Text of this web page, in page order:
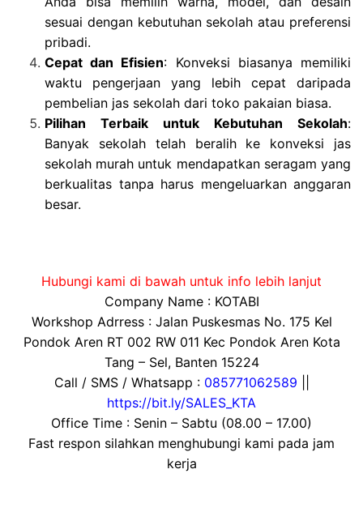
sesuai dengan kebutuhan sekolah atau preferensi
pribadi.
Cepat dan Efisien: Konveksi biasanya memiliki
waktu pengerjaan yang lebih cepat daripada
pembelian jas sekolah dari toko pakaian biasa.
Pilihan Terbaik untuk Kebutuhan Sekolah:
Banyak sekolah telah beralih ke konveksi jas
sekolah murah untuk mendapatkan seragam yang
berkualitas tanpa harus mengeluarkan anggaran
besar.
Hubungi kami di bawah untuk info lebih lanjut
Company Name : KOTABI
Workshop Adrress : Jalan Puskesmas No. 175 Kel
Pondok Aren RT 002 RW 011 Kec Pondok Aren Kota
Tang – Sel, Banten 15224
Call / SMS / Whatsapp : 085771062589
https://bit.ly/SALES_KTA
Office Time : Senin – Sabtu (08.00 – 17.00)
Fast respon silahkan menghubungi kami pada jam
kerja